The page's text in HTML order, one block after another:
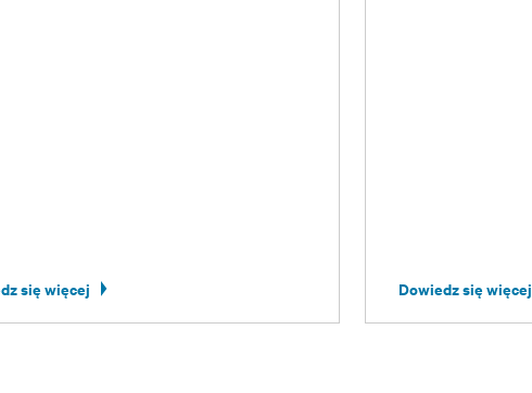
się więcej Dowiedz się więcej